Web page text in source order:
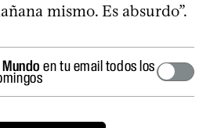
mismo. Es absurdo”.
Mundo en tu email todos los